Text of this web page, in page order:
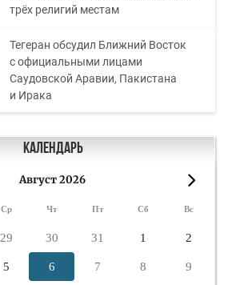
трёх религий местам
Тегеран обсудил Ближний Восток
с официальными лицами
Саудовской Аравии, Пакистана
и Ирака
Календарь
Август 2026
Ср Чт Пт Сб Вс
29 30 31 1 2
5 6 7 8 9